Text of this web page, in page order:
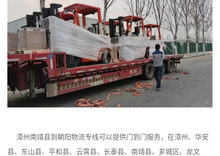
漳州南靖县到朝阳物流专线可以提供门到门服务，在漳州、华安
县、东山县、平和县、云霄县、长泰县、南靖县、芗城区、龙文